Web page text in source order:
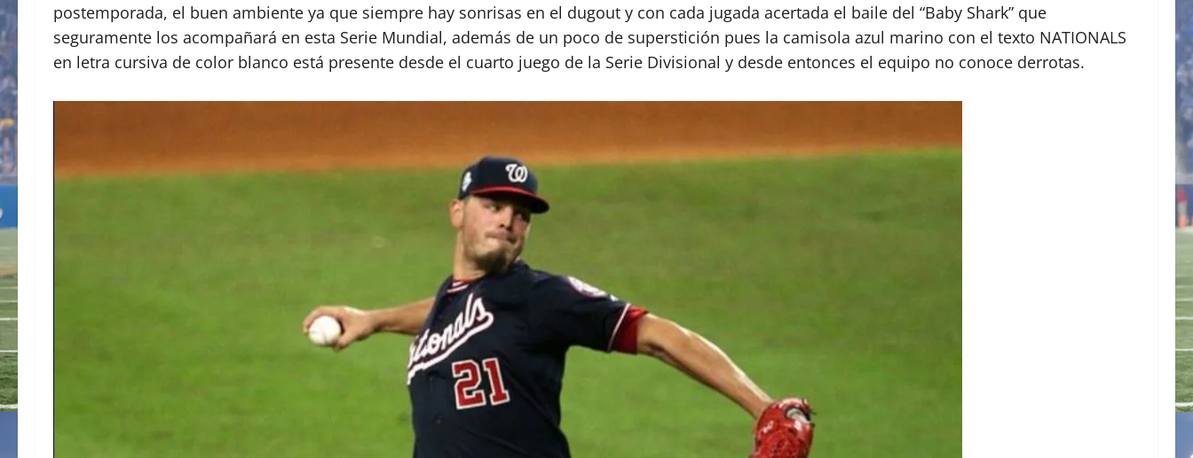
postemporada, el buen ambiente ya que siempre hay sonrisas en el dugout y con cada jugada acertada el baile del “Baby Shark” que
seguramente los acompañará en esta Serie Mundial, además de un poco de superstición pues la camisola azul marino con el texto NATIONALS
en letra cursiva de color blanco está presente desde el cuarto juego de la Serie Divisional y desde entonces el equipo no conoce derrotas.